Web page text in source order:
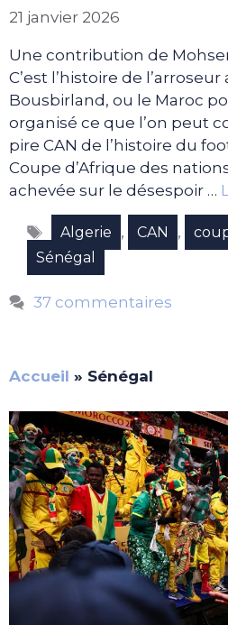
21 janvier 2026
Une contribution de
C’est l’histoire de l’arroseur
Bousbirland, ou le Maroc
organisé ce que l’on peut
pire CAN de l’histoire du
Coupe d’Afrique des
achevée sur le désespoir …
Étiquettes
Algerie , CAN ,
Sénégal
37 commentaires
Accueil » Sénégal